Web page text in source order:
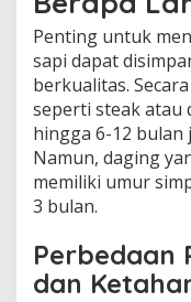
Penting untuk
sapi dapat
berkualitas.
seperti steak atau
hingga 6-12 bulan
Namun, daging
memiliki umur
3 bulan.
Perbedaan
dan